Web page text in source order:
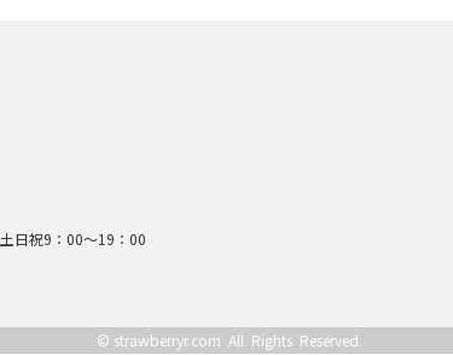
土日祝9：00～19：00
© strawberryr.com All Rights Reserved.